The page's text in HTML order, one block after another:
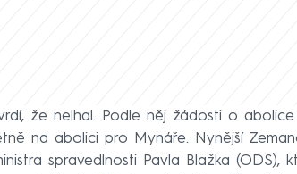
že nelhal. Podle něj žádosti o
na abolici pro Mynáře. Nynější
spravedlnosti Pavla Blažka (ODS),